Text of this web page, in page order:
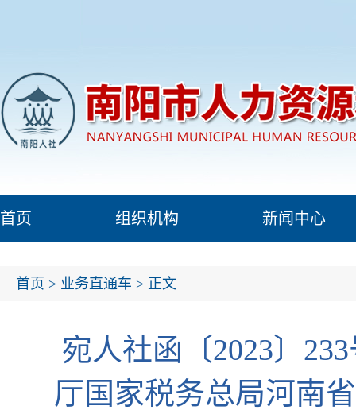
首页 组织机构 新闻中心
首页 > 业务直通车 > 正文
宛人社函〔2023〕
厅国家税务总局河南